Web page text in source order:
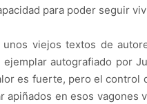
para poder seguir
viejos textos de
ejemplar autografiado por
es fuerte, pero el control
apiñados en esos